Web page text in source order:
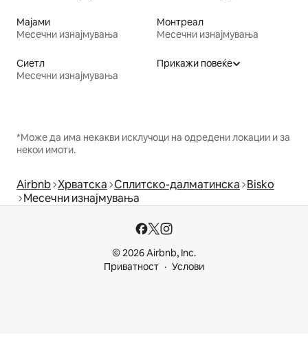
Мајами
Месечни изнајмувања
Монтреал
Месечни изнајмувања
Сиетл
Месечни изнајмувања
Прикажи повеќе
*Може да има некакви исклучоци на одредени локации и за
некои имоти.
Airbnb Хрватска Сплитско-далматинска Bisko
Месечни изнајмувања
© 2026 Airbnb, Inc.
Приватност
Услови